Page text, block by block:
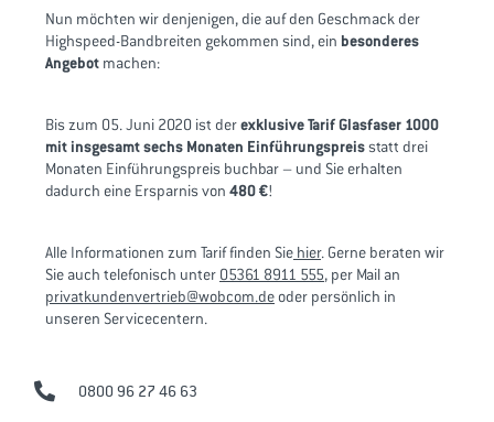
Nun möchten wir denjenigen, die auf den Geschmack der
Highspeed-Bandbreiten gekommen sind, ein besonderes
Angebot machen:
Bis zum 05. Juni 2020 ist derexklusive Tarif Glasfaser 1000
mit insgesamt sechs Monaten Einführungspreisstatt drei
Monaten Einführungspreis buchbar – und Sie erhalten
dadurch eine Ersparnis von 480 €!
Alle Informationen zum Tarif finden Sie hier. Gerne beraten wir
Sie auch telefonisch unter 05361 8911 555, per Mail an
privatkundenvertrieb@wobcom.de oder persönlich in
unseren Servicecentern.
0800 96 27 46 63